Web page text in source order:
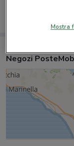
Negozi
Mostra